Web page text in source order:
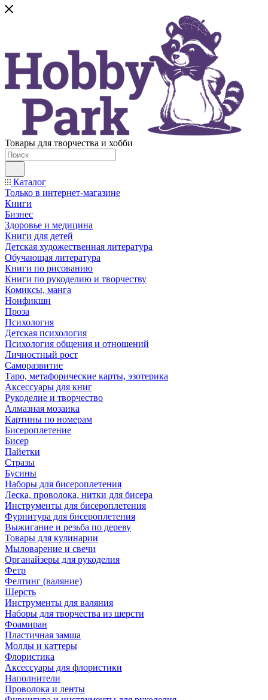
Товары для творчества и хобби
Каталог
Только в интернет-магазине
Книги
Бизнес
Здоровье и медицина
Книги для детей
Детская художественная литература
Обучающая литература
Книги по рисованию
Книги по рукоделию и творчеству
Комиксы, манга
Нонфикшн
Проза
Психология
Детская психология
Психология общения и отношений
Личностный рост
Саморазвитие
Таро, метафорические карты, эзотерика
Аксессуары для книг
Рукоделие и творчество
Алмазная мозаика
Картины по номерам
Бисероплетение
Бисер
Пайетки
Стразы
Бусины
Наборы для бисероплетения
Леска, проволока, нитки для бисера
Инструменты для бисероплетения
Фурнитура для бисероплетения
Выжигание и резьба по дереву
Товары для кулинарии
Мыловарение и свечи
Органайзеры для рукоделия
Фетр
Фелтинг (валяние)
Шерсть
Инструменты для валяния
Наборы для творчества из шерсти
Фоамиран
Пластичная замша
Молды и каттеры
Флористика
Аксессуары для флористики
Наполнители
Проволока и ленты